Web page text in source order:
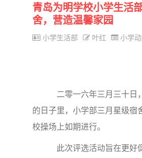
青岛为明学校小学生活
舍，营造温馨家园
小学生活部 叶红 小学
二零一六年三月三十日
的日子里，小学部三月星级宿
校操场上如期进行。
此次评选活动旨在更好